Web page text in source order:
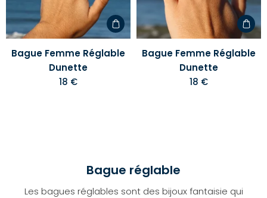
d'envies
Bague Femme Réglable
Dunette
18 €
Bague Femme Réglable
Dunette
18 €
Bague réglable
Les bagues réglables sont des bijoux fantaisie qui